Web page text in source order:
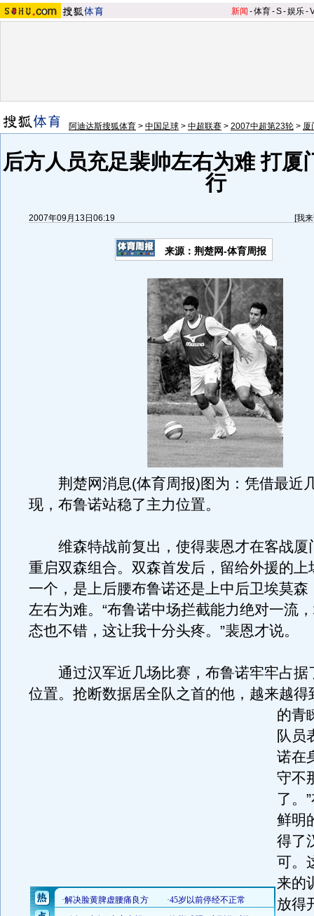
新闻 -体育-S-娱乐-
阿迪达斯搜狐体育 > 中国足球 > 中超联赛 > 2007中超第23轮 > 厦
后方人员充足裴帅左右为难 打厦
行
2007年09月13日06:19 [我
来源：荆楚网-体育周报
荆楚网消息(体育周报)图为：凭借最近
现，布鲁诺站稳了主力位置。
维森特战前复出，使得裴恩才在客战厦
重启双森组合。双森首发后，留给外援的上
一个，是上后腰布鲁诺还是上中后卫埃莫森
左右为难。“布鲁诺中场拦截能力绝对一流
态也不错，这让我十分头疼。”裴恩才说。
通过汉军近几场比赛，布鲁诺牢牢占据
位置。抢断数据居全队之首的他，越来越得
的青
队员
诺在
守不
了。
鲜明
得了
可。
来的
放得